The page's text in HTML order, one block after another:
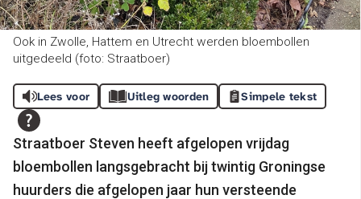
Ook in Zwolle, Hattem en Utrecht werden bloembollen
uitgedeeld (foto: Straatboer)
Lees voor Uitleg woorden Simpele tekst
Straatboer Steven heeft afgelopen vrijdag
bloembollen langsgebracht bij twintig Groningse
huurders die afgelopen jaar hun versteende